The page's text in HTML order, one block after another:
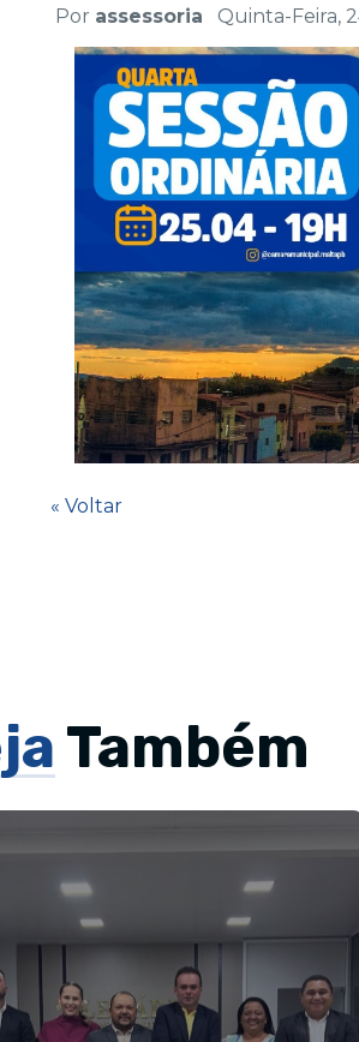
Por assessoria Quinta-Feira,
« Voltar
Também